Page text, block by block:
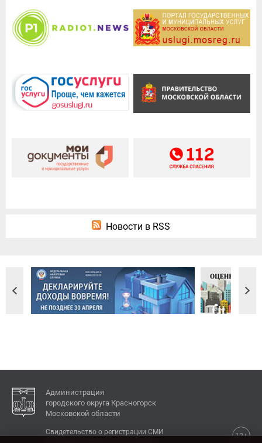
Новости в RSS
Администрация
городского округа Красногорск
Московской области
12+
Свидетельство о регистрации СМИ